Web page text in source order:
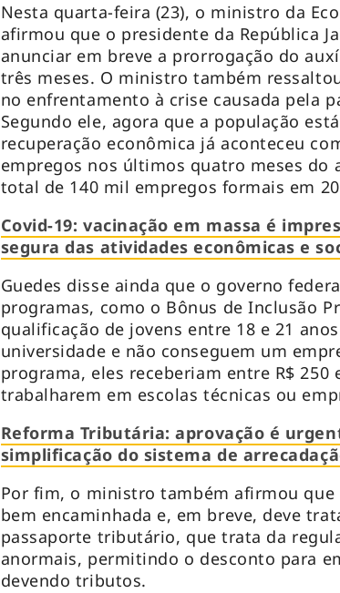
Nesta quarta-feira (23), o ministro da
afirmou que o presidente da República
anunciar em breve a prorrogação do
três meses. O ministro também
no enfrentamento à crise causada pela
Segundo ele, agora que a população
recuperação econômica já aconteceu
empregos nos últimos quatro meses do
total de 140 mil empregos formais em
Covid-19: vacinação em massa é
segura das atividades econômicas e
Guedes disse ainda que o governo
programas, como o Bônus de Inclusão
qualificação de jovens entre 18 e 21
universidade e não conseguem um
programa, eles receberiam entre R$ 250
trabalharem em escolas técnicas ou
Reforma Tributária: aprovação é
simplificação do sistema de
Por fim, o ministro também afirmou que
bem encaminhada e, em breve, deve
passaporte tributário, que trata da
anormais, permitindo o desconto para
devendo tributos.